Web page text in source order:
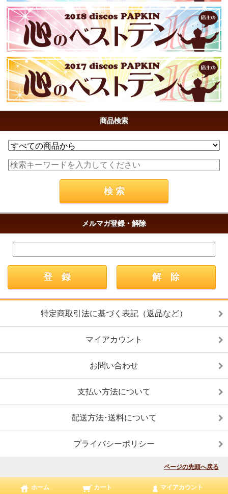
商品検索
メルマガ登録・解除
特定商取引法に基づく表記（返品など）
マイアカウント
お問い合わせ
支払い方法について
配送方法･送料について
プライバシーポリシー
ページの先頭へ戻る
ホーム カート マイアカウント